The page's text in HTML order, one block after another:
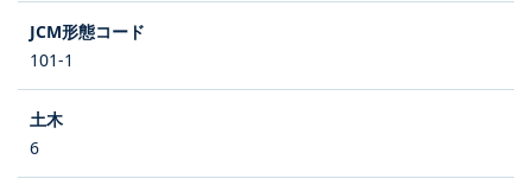
101-1
6